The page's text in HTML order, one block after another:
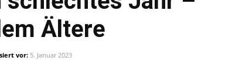
Ältere
vor: 5. Januar 2023